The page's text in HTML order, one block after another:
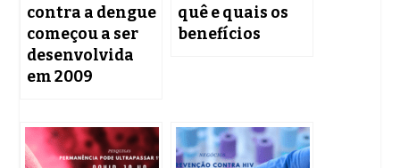
contra a dengue
começou a ser
desenvolvida
em 2009
quê e quais os
benefícios